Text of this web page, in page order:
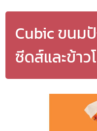
Cubic ขนม
ซีดส์และข้าว